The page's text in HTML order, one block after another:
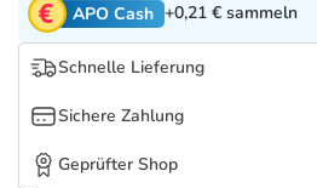
Tierapotheke
Salus Deals
APO Cash +0,21 € sammeln
Schnelle Lieferung
Sichere Zahlung
Geprüfter Shop